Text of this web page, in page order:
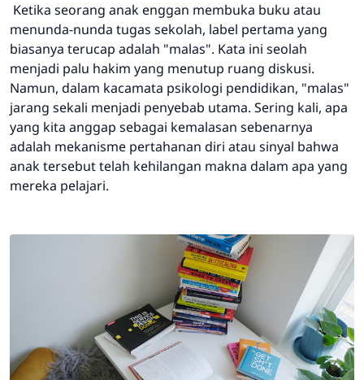
Ketika seorang anak enggan membuka buku atau
menunda-nunda tugas sekolah, label pertama yang
biasanya terucap adalah "malas". Kata ini seolah
menjadi palu hakim yang menutup ruang diskusi.
Namun, dalam kacamata psikologi pendidikan, "malas"
jarang sekali menjadi penyebab utama. Sering kali, apa
yang kita anggap sebagai kemalasan sebenarnya
adalah mekanisme pertahanan diri atau sinyal bahwa
anak tersebut telah kehilangan makna dalam apa yang
mereka pelajari.